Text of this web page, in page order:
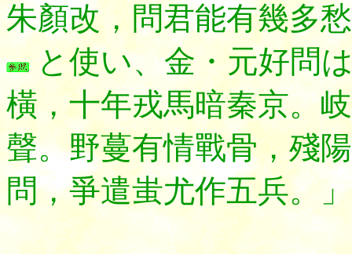
朱顏改，問君能有幾多
と使い、金・元好問
橫，十年戎馬暗秦京。
聲。野蔓有情戰骨，殘
問，爭遣蚩尤作五兵。」